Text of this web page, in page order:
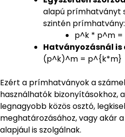
alapú prímhatványt
szintén prímhatvány:
p^k * p^m
Hatványozásnál is
(p^k)^m = p^{k*m}
Ezért a prímhatványok a
használhatók bizonyításokhoz,
legnagyobb közös osztó,
meghatározásához, vagy akár
alapjául is szolgálnak.